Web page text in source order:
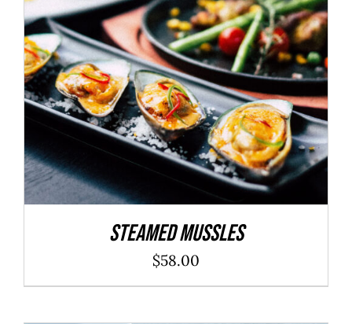
ADD TO CART / DÉTAILS
Steamed Mussles
$58.00